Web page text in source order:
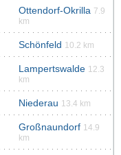
Ottendorf-Okrilla 7.9
km
Schönfeld 10.2 km
Lampertswalde 12.3
km
Niederau 13.4 km
Großnaundorf 14.9
km